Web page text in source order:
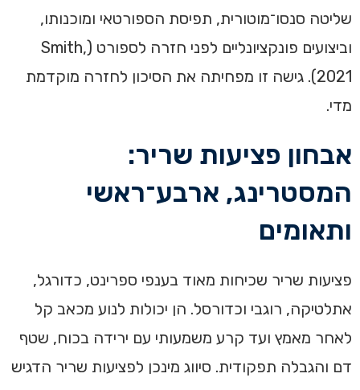
שליטה סנסו־מוטורית, תפיסת הספורטאי ומוכנותו,
וביצועים פונקציונליים לפני חזרה לספורט (Smith,
2021). גישה זו מפחיתה את הסיכון לחזרה מוקדמת
מדי.
אבחון פציעות שריר:
המסטרינג, ארבע־ראשי
ותאומים
פציעות שריר שכיחות מאוד בענפי ספרינט, כדורגל,
אתלטיקה, רוגבי וכדורסל. הן יכולות לנוע מכאב קל
לאחר מאמץ ועד קרע משמעותי עם ירידה בכוח, שטף
דם והגבלה תפקודית. סיווג מינכן לפציעות שריר הדגיש